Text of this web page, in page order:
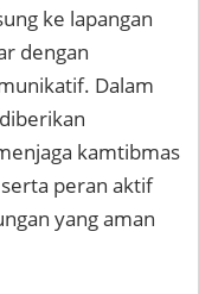
ke lapangan
dengan
Dalam
kamtibmas
peran aktif
yang aman